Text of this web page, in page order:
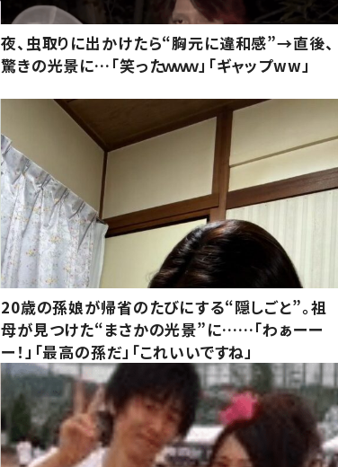
夜、虫取りに出かけたら“胸元に違和感”→直後、
驚きの光景に…「笑ったｗｗｗ」「ギャップww」
20歳の孫娘が帰省のたびにする“隠しごと”。祖
母が見つけた“まさかの光景”に……「わぁーー
ー！」「最高の孫だ」「これいいですね」